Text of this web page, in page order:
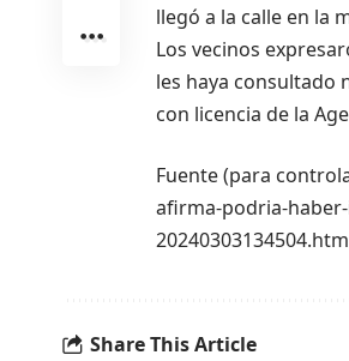
llegó a la calle en la
Los vecinos
les haya consultado
con licencia de la
Fuente (para
afirma-podria-
Share This Article